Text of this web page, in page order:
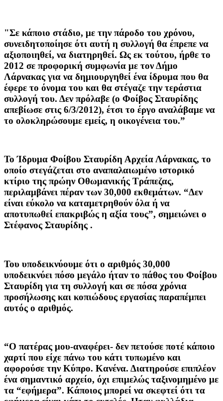
"Σε κάποιο στάδιο, με την πάροδο του χρόνου,
συνειδητοποίησε ότι αυτή η συλλογή θα έπρεπε να
αξιοποιηθεί, να διατηρηθεί. Ως εκ τούτου, ήρθε το
2012 σε προφορική συμφωνία με τον Δήμο
Λάρνακας για να δημιουργηθεί ένα ίδρυμα που θα
έφερε το όνομα του και θα στέγαζε την τεράστια
συλλογή του. Δεν πρόλαβε (ο Φοίβος Σταυρίδης
απεβίωσε στις 6/3/2012), έτσι το έργο αναλάβαμε να
το ολοκληρώσουμε εμείς, η οικογένεια του.”
Το Ίδρυμα Φοίβου Σταυρίδη Αρχεία Λάρνακας, το
οποίο στεγάζεται στο αναπαλαιωμένο ιστορικό
κτίριο της πρώην Οθωμανικής Τράπεζας,
περιλαμβάνει πέραν των 30,000 εκθεμάτων. “Δεν
είναι εύκολο να καταμετρηθούν όλα ή να
αποτυπωθεί επακριβώς η αξία τους”, σημειώνει ο
Στέφανος Σταυρίδης .
Του υποδεικνύουμε ότι ο αριθμός 30,000
υποδεικνύει πόσο μεγάλο ήταν το πάθος του Φοίβου
Σταυρίδη για τη συλλογή και σε πόσα χρόνια
προσήλωσης και κοπιώδους εργασίας παραπέμπει
αυτός ο αριθμός.
“Ο πατέρας μου-αναφέρει- δεν πετούσε ποτέ κάποιο
χαρτί που είχε πάνω του κάτι τυπωμένο και
αφορούσε την Κύπρο. Κανένα. Διατηρούσε επιπλέον
ένα σημαντικό αρχείο, όχι επιμελώς ταξινομημένο με
τα “εφήμερα”. Κάποιος μπορεί να σκεφτεί ότι τα